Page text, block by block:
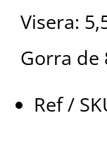
Visera:
Gorra de
Ref /